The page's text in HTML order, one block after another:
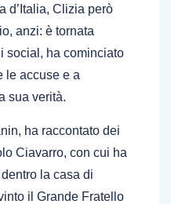
d’Italia, Clizia però
anzi: è tornata
social, ha cominciato
le accuse e a
sua verità.
ha raccontato dei
Ciavarro, con cui ha
la casa di
il Grande Fratello